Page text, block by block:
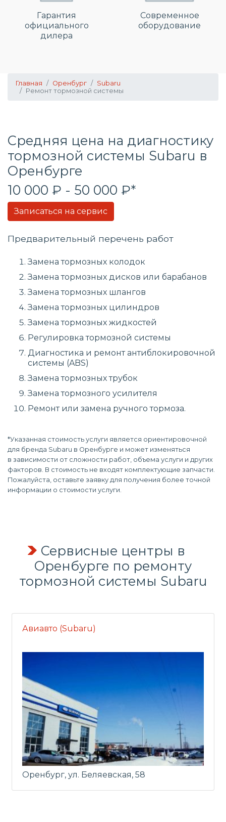
Гарантия
официального
дилера
Современное
оборудование
Главная Оренбург
Subaru
Ремонт тормозной системы
Средняя цена на диагностику
тормозной системы Subaru в
Оренбурге
10 000 ₽ - 50 000 ₽*
Записаться на сервис
Предварительный перечень работ
Замена тормозных колодок
Замена тормозных дисков или барабанов
Замена тормозных шлангов
Замена тормозных цилиндров
Замена тормозных жидкостей
Регулировка тормозной системы
Диагностика и ремонт антиблокировочной
системы (ABS)
Замена тормозных трубок
Замена тормозного усилителя
Ремонт или замена ручного тормоза.
*Указанная стоимость услуги является ориентировочной
для бренда Subaru в Оренбурге и может изменяться
в зависимости от сложности работ, объема услуги и других
факторов. В стоимость не входят комплектующие запчасти.
Пожалуйста, оставьте заявку для получения более точной
информации о стоимости услуги.
Сервисные центры в
Оренбурге по ремонту
тормозной системы Subaru
Авиавто (Subaru)
Оренбург, ул. Беляевская, 58